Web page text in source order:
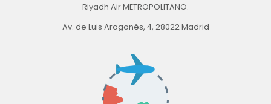
Riyadh Air METROPOLITANO.
Av. de Luis Aragonés, 4, 28022 Madrid